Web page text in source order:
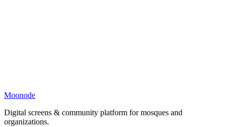
Moonode
Digital screens & community platform for mosques and
organizations.